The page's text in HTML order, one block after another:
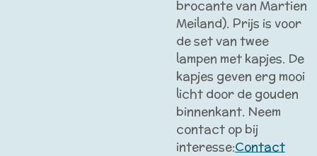
brocante van Martien
Meiland). Prijs is voor
de set van twee
lampen met kapjes. De
kapjes geven erg mooi
licht door de gouden
binnenkant. Neem
contact op bij
interesse:Contact